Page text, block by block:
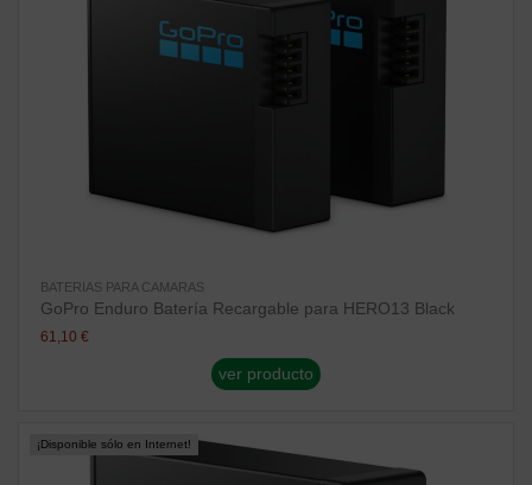
BATERIAS PARA CAMARAS
GoPro Enduro Batería Recargable para HERO13 Black
61,10 €
ver producto
¡Disponible sólo en Internet!